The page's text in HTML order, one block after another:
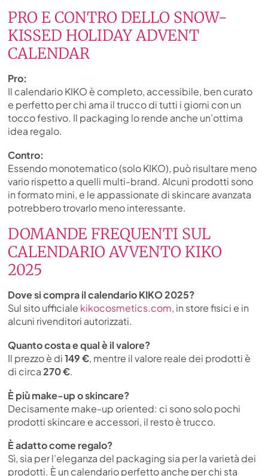
PRO E CONTRO DELLO SNOW-
KISSED HOLIDAY ADVENT
CALENDAR
Pro:
Il calendario KIKO è completo, accessibile, ben curato
e perfetto per chi ama il trucco di tutti i giorni con un
tocco festivo. Il packaging lo rende anche un’ottima
idea regalo.
Contro:
Essendo monotematico (solo KIKO), può risultare meno
vario rispetto a quelli multi-brand. Alcuni prodotti sono
in formato mini, e le appassionate di skincare avanzata
potrebbero trovarlo meno interessante.
DOMANDE FREQUENTI SUL
CALENDARIO AVVENTO KIKO
2025
Dove si compra il calendario KIKO 2025?
Sul sito ufficiale kikocosmetics.com, in store fisici e in
alcuni rivenditori autorizzati.
Quanto costa e qual è il valore?
Il prezzo è di149 €, mentre il valore reale dei prodotti è
di circa270 €.
È più make-up o skincare?
Decisamente make-up oriented: ci sono solo pochi
prodotti skincare e accessori, il resto è trucco.
È adatto come regalo?
Sì, sia per l’eleganza del packaging sia per la varietà dei
prodotti. È un calendario perfetto anche per chi sta